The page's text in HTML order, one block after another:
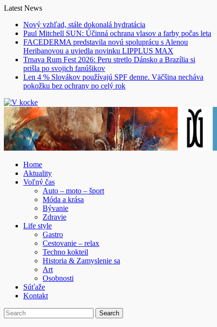
Skip
content
Latest News
Nový vzhľad, stále dokonalá hydratácia
Paul Mitchell SUN: Účinná ochrana vlasov a farby počas leta
FACEDERMA predstavila novú spoluprácu s Alenou
Heribanovou a uviedla novinku LIPPLUS MAX
Trnava Rum Fest 2026: Peru stretlo Dánsko a Brazília si
prišla po svojich fanúšikov
Len 4 % Slovákov používajú SPF denne. Väčšina necháva
pokožku bez ochrany po celý rok
Home
Aktuality
Voľný čas
Auto – moto – šport
Móda a krása
Bývanie
Zdravie
Life style
Gastro
Cestovanie – relax
Techno kokteil
Historia & Zamyslenie sa
Art
Osobnosti
Súťaže
Kontakt